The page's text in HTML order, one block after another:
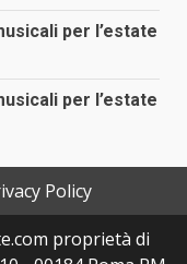
per l’estate
per l’estate
Policy
proprietà di